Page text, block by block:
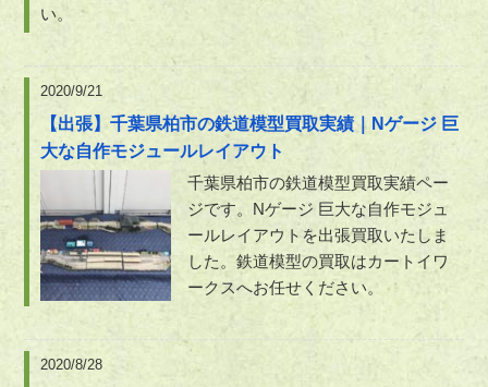
い。
2020/9/21
【出張】千葉県柏市の鉄道模型買取実績｜Nゲージ 巨
大な自作モジュールレイアウト
千葉県柏市の鉄道模型買取実績ペー
ジです。Nゲージ 巨大な自作モジュ
ールレイアウトを出張買取いたしま
した。鉄道模型の買取はカートイワ
ークスへお任せください。
2020/8/28